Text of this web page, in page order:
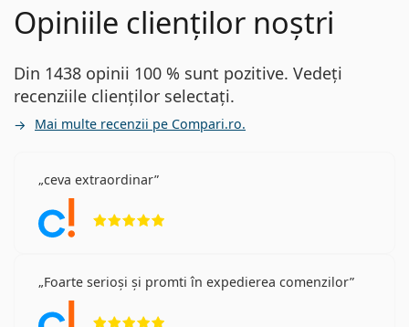
Opiniile clienților noștri
Din 1438 opinii 100 % sunt pozitive. Vedeți
recenziile clienților selectați.
Mai multe recenzii pe Compari.ro.
ceva extraordinar
Foarte serioși și promti în expedierea comenzilor